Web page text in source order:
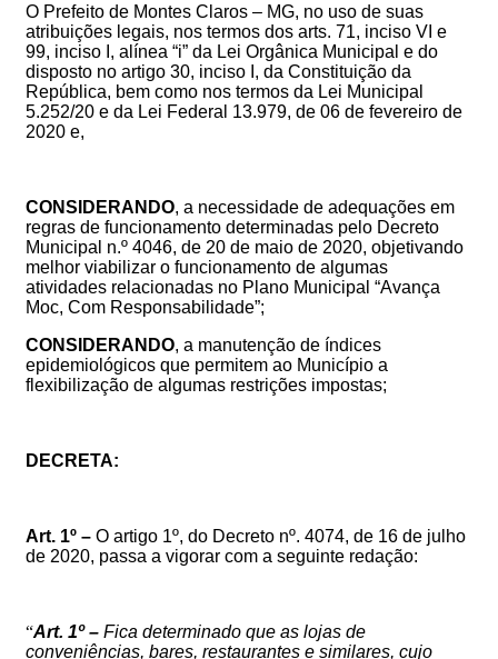
O Prefeito de Montes Claros – MG, no uso de suas
atribuições legais, nos termos dos arts. 71, inciso VI e
99, inciso I, alínea “i” da Lei Orgânica Municipal e do
disposto no artigo 30, inciso I, da Constituição da
República, bem como nos termos da Lei Municipal
5.252/20 e da Lei Federal 13.979, de 06 de fevereiro de
2020 e,
CONSIDERANDO, a necessidade de adequações em
regras de funcionamento determinadas pelo Decreto
Municipal n.º 4046, de 20 de maio de 2020, objetivando
melhor viabilizar o funcionamento de algumas
atividades relacionadas no Plano Municipal “Avança
Moc, Com Responsabilidade”;
CONSIDERANDO, a manutenção de índices
epidemiológicos que permitem ao Município a
flexibilização de algumas restrições impostas;
DECRETA:
Art. 1º – O artigo 1º, do Decreto nº. 4074, de 16 de julho
de 2020, passa a vigorar com a seguinte redação:
“Art. 1º – Fica determinado que as lojas de
conveniências, bares, restaurantes e similares, cujo